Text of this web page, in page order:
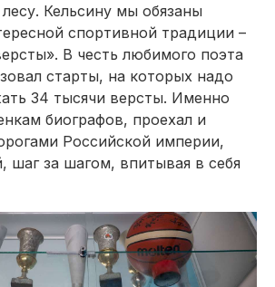
Кельсину мы обязаны
спортивной традиции –
В честь любимого поэта
старты, на которых надо
34 тысячи версты. Именно
биографов, проехал и
Российской империи,
шаг за шагом, впитывая в себя